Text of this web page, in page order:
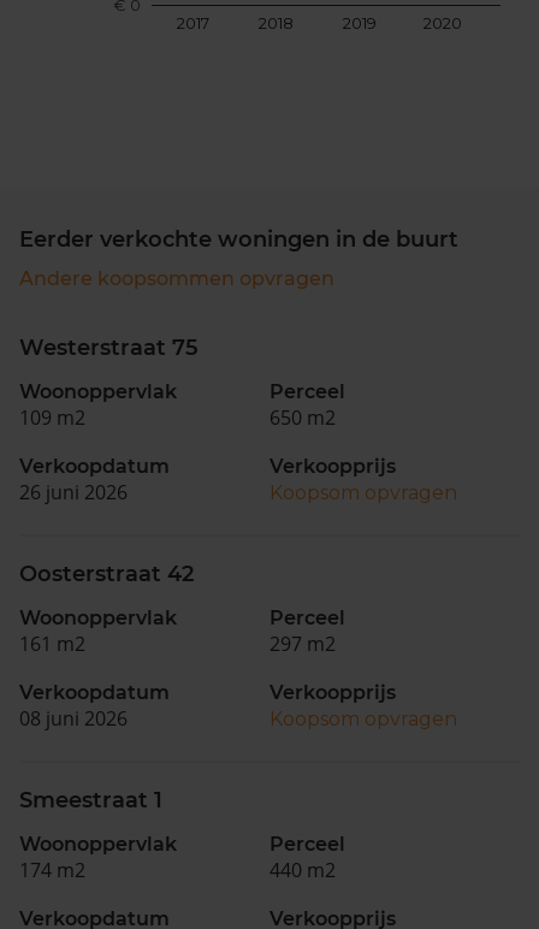
2017 2018 2019 2020
€ 0
Eerder verkochte woningen in de buurt
Andere koopsommen opvragen
Westerstraat 75
Woonoppervlak
109 m2
Perceel
650 m2
Verkoopdatum
26 juni 2026
Verkoopprijs
Koopsom opvragen
Oosterstraat 42
Woonoppervlak
161 m2
Perceel
297 m2
Verkoopdatum
08 juni 2026
Verkoopprijs
Koopsom opvragen
Smeestraat 1
Woonoppervlak
174 m2
Perceel
440 m2
Verkoopdatum
Verkoopprijs